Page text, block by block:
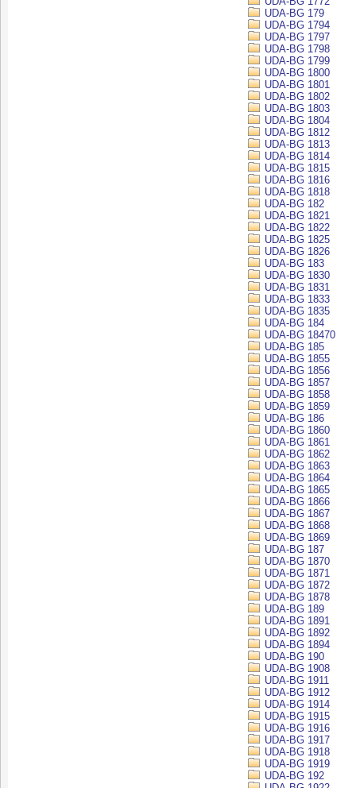
UDA-BG 179
UDA-BG 1794
UDA-BG 1797
UDA-BG 1798
UDA-BG 1799
UDA-BG 1800
UDA-BG 1801
UDA-BG 1802
UDA-BG 1803
UDA-BG 1804
UDA-BG 1812
UDA-BG 1813
UDA-BG 1814
UDA-BG 1815
UDA-BG 1816
UDA-BG 1818
UDA-BG 182
UDA-BG 1821
UDA-BG 1822
UDA-BG 1825
UDA-BG 1826
UDA-BG 183
UDA-BG 1830
UDA-BG 1831
UDA-BG 1833
UDA-BG 1835
UDA-BG 184
UDA-BG 18470
UDA-BG 185
UDA-BG 1855
UDA-BG 1856
UDA-BG 1857
UDA-BG 1858
UDA-BG 1859
UDA-BG 186
UDA-BG 1860
UDA-BG 1861
UDA-BG 1862
UDA-BG 1863
UDA-BG 1864
UDA-BG 1865
UDA-BG 1866
UDA-BG 1867
UDA-BG 1868
UDA-BG 1869
UDA-BG 187
UDA-BG 1870
UDA-BG 1871
UDA-BG 1872
UDA-BG 1878
UDA-BG 189
UDA-BG 1891
UDA-BG 1892
UDA-BG 1894
UDA-BG 190
UDA-BG 1908
UDA-BG 1911
UDA-BG 1912
UDA-BG 1914
UDA-BG 1915
UDA-BG 1916
UDA-BG 1917
UDA-BG 1918
UDA-BG 1919
UDA-BG 192